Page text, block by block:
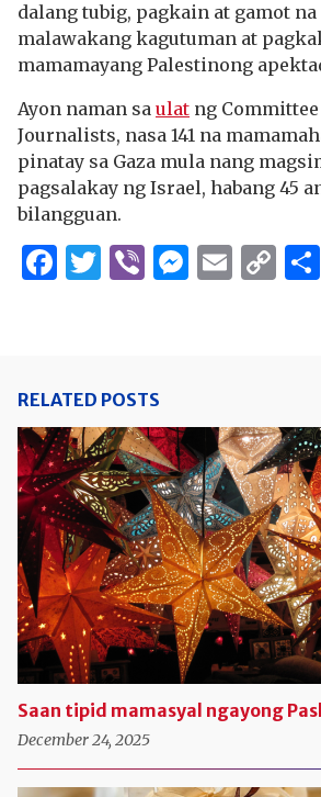
dalang tubig, pagkain at gamot
malawakang kagutuman at
mamamayang Palestinong
Ayon naman sa ulat ng
Journalists, nasa 141 na
pinatay sa Gaza mula nang
pagsalakay ng Israel, habang 45
bilangguan.
Facebook
Twitter
Viber Email
RELATED POSTS
Saan tipid mamasyal ngayong
December 24, 2025